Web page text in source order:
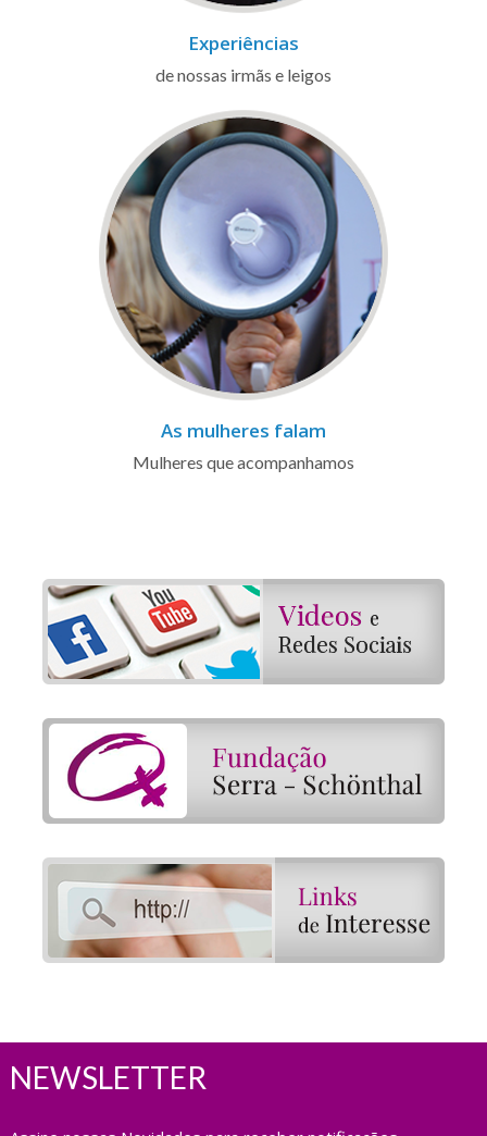
Experiências
de nossas irmãs e leigos
As mulheres falam
Mulheres que acompanhamos
NEWSLETTER